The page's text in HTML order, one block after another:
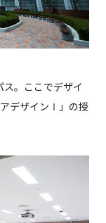
。ここでデザイ
デザインⅠ」の授